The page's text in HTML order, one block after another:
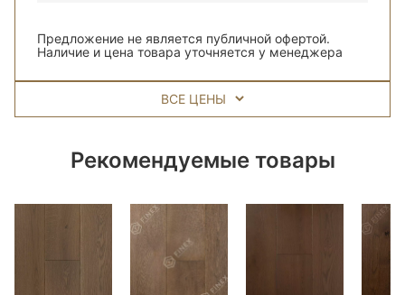
Предложение не является публичной офертой.
Наличие и цена товара уточняется у менеджера
ВСЕ ЦЕНЫ
Рекомендуемые товары